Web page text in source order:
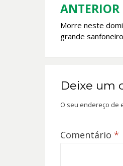
de
ANTERIOR
Morre neste
grande
Deixe um
O seu endereço de
Comentário *